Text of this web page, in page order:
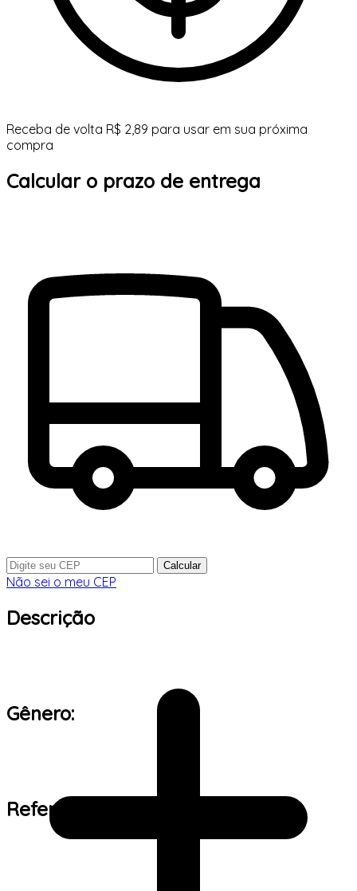
Receba de volta R$ 2,89 para usar em sua próxima
compra
Calcular o prazo de entrega
Calcular
Não sei o meu CEP
Descrição
Gênero:
Referência de tamanho: